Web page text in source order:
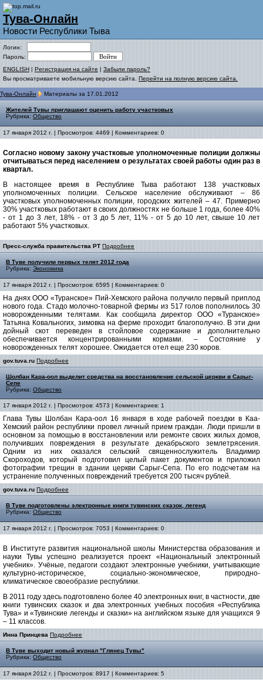
Тува-Онлайн
Новости Республики Тыва
Логин:
Пароль:
ENGLISH | Регистрация на сайте | Забыли пароль?
Вы просматриваете мобильную версию сайта. Перейти на полную версию сайта.
Тува-Онлайн Материалы за 17.01.2012
Жителей Тувы приглашают оценить работу участковых
Рубрика: Общество
17 января 2012 г. | Просмотров: 4469 | Комментариев: 0
Согласно новому закону участковые уполномоченные полиции должны
отчитываться перед населением о результатах своей работы один раз в
квартал.
В настоящее время в Республике Тыва работают 138 участковых
уполномоченных полиции. Сельское население обслуживают – 86
участковых уполномоченных полиции, городских жителей – 47. Примерно
30% участковых работают в своих должностях не больше 1 года, более 40%
- от 1 до 3 лет, 18% - от 3 до 5 лет, 11% - от 5 до 10 лет, свыше 10 лет
работают 5% участковых.
Пресс-служба правительства РТ Подробнее
В Туве получили первых телят 2012 года
Рубрика: Экономика
17 января 2012 г. | Просмотров: 6595 | Комментариев: 0
На днях ООО «Туранское» Пий-Хемского района получило первый приплод
нового года. Стадо молочно-товарной фермы из 517 голов пополнилось 30
новорожденными телятами. Как сообщила директор ООО «Туранское»
Татьяна Ковальногих, зимовка на ферме проходит благополучно. В эти дни
дойный скот переведен в стойловое содержание и дополнительно
обеспечивается концентрированными кормами. – Состояние у
новорожденных телят хорошее. Ожидается отел еще 230 коров.
gov.tuva.ru Подробнее
Шолбан Кара-оол выделит средства на восстановление сельской церкви в Сарыг-
Сепе
Рубрика: Общество
17 января 2012 г. | Просмотров: 4573 | Комментариев: 1
Глава Тувы Шолбан Кара-оол 16 января в ходе рабочей поездки в Каа-
Хемский район республики провел личный прием граждан. Люди пришли в
основном за помощью в восстановлении или ремонте своих жилых домов,
получивших повреждения в результате декабрьского землетрясения.
Одним из них оказался сельский священнослужитель Владимир
Скороходов, который подготовил целый пакет документов и приложил
фотографии трещин в здании церкви Сарыг-Сепа. По его подсчетам на
устранение полученных повреждений требуется 200 тысяч рублей.
gov.tuva.ru Подробнее
В Туве подготовлены электронные книги тувинских сказок, легенд
Рубрика: Общество
17 января 2012 г. | Просмотров: 7053 | Комментариев: 0
В Институте развития национальной школы Министерства образования и
науки Тувы успешно реализуется проект «Национальный электронный
учебник». Учёные, педагоги создают электронные учебники, учитывающие
культурно-историческое, социально-экономическое, природно-
климатическое своеобразие республики.
В 2011 году здесь подготовлено более 40 электронных книг, в частности, две
книги тувинских сказок и два электронных учебных пособия «Республика
Тува» и «Тувинские легенды и сказки» на английском языке для учащихся 9
– 11 классов.
Инна Принцева Подробнее
В Туве выходит новый журнал "Глянец Тувы"
Рубрика: Общество
17 января 2012 г. | Просмотров: 8917 | Комментариев: 5